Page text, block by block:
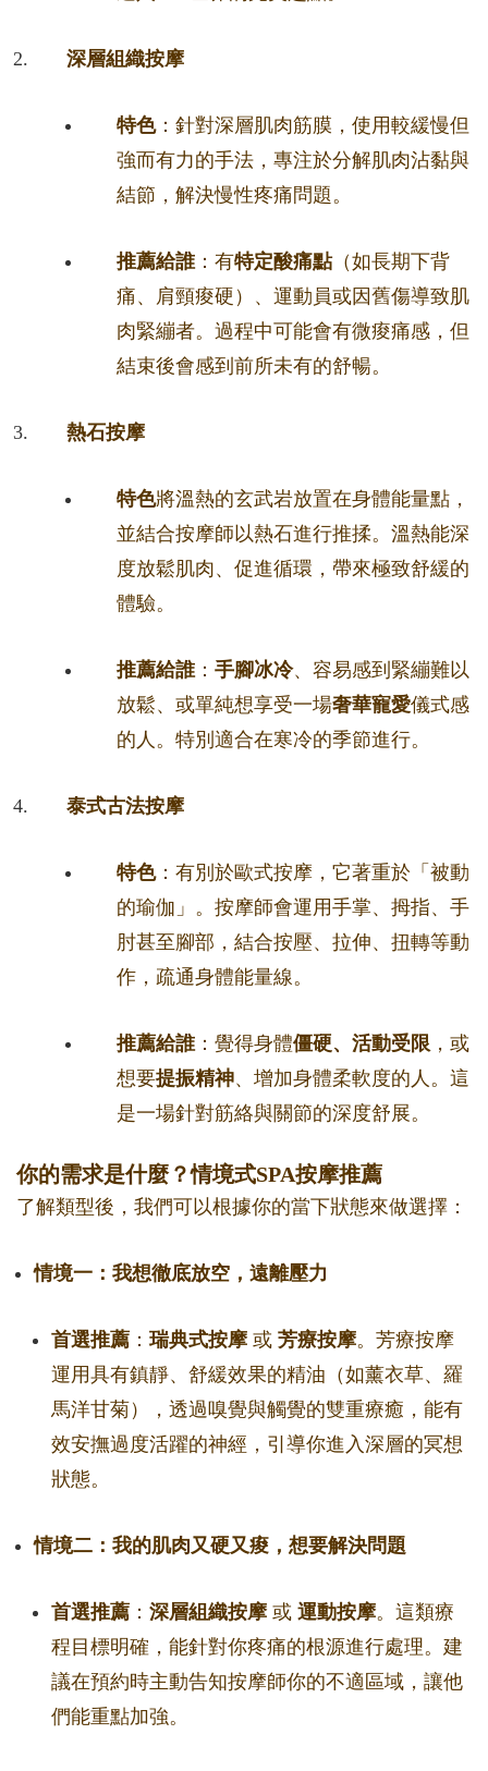
深層組織按摩
特色：針對深層肌肉筋膜，使用較緩慢但
強而有力的手法，專注於分解肌肉沾黏與
結節，解決慢性疼痛問題。
推薦給誰：有特定酸痛點（如長期下背
痛、肩頸痠硬）、運動員或因舊傷導致肌
肉緊繃者。過程中可能會有微痠痛感，但
結束後會感到前所未有的舒暢。
熱石按摩
特色將溫熱的玄武岩放置在身體能量點，
並結合按摩師以熱石進行推揉。溫熱能深
度放鬆肌肉、促進循環，帶來極致舒緩的
體驗。
推薦給誰： 手腳冰冷、容易感到緊繃難以
放鬆、或單純想享受一場奢華寵愛儀式感
的人。特別適合在寒冷的季節進行。
泰式古法按摩
特色：有別於歐式按摩，它著重於「被動
的瑜伽」。按摩師會運用手掌、拇指、手
肘甚至腳部，結合按壓、拉伸、扭轉等動
作，疏通身體能量線。
推薦給誰：覺得身體僵硬、活動受限 ，或
想要提振精神、增加身體柔軟度的人。這
是一場針對筋絡與關節的深度舒展。
你的需求是什麼？情境式SPA按摩推薦
了解類型後，我們可以根據你的當下狀態來做選擇：
情境一：我想徹底放空，遠離壓力
首選推薦 ： 瑞典式按摩或 芳療按摩。芳療按摩
運用具有鎮靜、舒緩效果的精油（如薰衣草、羅
馬洋甘菊），透過嗅覺與觸覺的雙重療癒，能有
效安撫過度活躍的神經，引導你進入深層的冥想
狀態。
情境二：我的肌肉又硬又痠，想要解決問題
首選推薦 ： 深層組織按摩或 運動按摩。這類療
程目標明確，能針對你疼痛的根源進行處理。建
議在預約時主動告知按摩師你的不適區域，讓他
們能重點加強。